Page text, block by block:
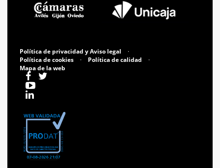
Política de privacidad y Aviso legal
·
Política de cookies
· Política de calidad
·
Mapa de la web